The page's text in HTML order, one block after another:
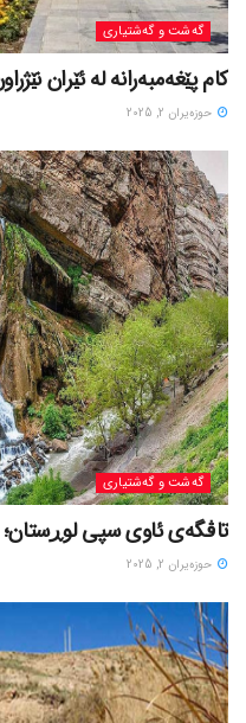
گه‌شت و گه‌شتیاری
کام پێغەمبەرانە لە ئێران
حوزه‌یران 2, 2025
گه‌شت و گه‌شتیاری
تاڤگەی ئاوی سپی لوڕستان؛
حوزه‌یران 2, 2025